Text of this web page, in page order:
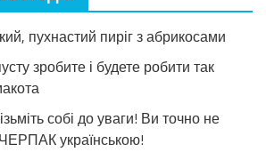
Салат
огірків
томатній
стерилізації!
пухнастий пиріг з абрикосами
зробите і будете робити так
собі до уваги! Ви точно не
українською!